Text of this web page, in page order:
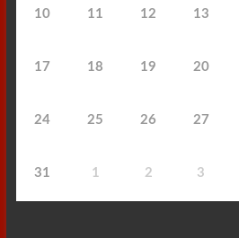
10 11 12 13
17 18 19 20
24 25 26 27
31 1 2 3